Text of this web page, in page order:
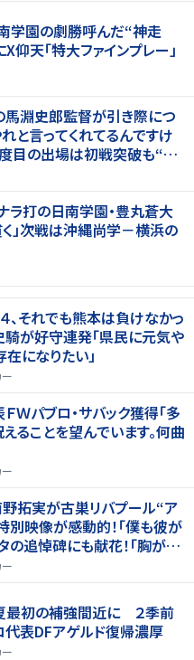
学園の劇勝呼んだ“神走
天「特大ファインプレー」
淵史郎監督が引き際につ
と言ってくれてるんですけ
目の出場は初戦突破も“馬
ラ打の日南学園・豊丸蒼大
」次戦は沖縄尚学－横浜の
、それでも熊本は負けなかっ
が好守連発「県民に元気や
になりたい」
Ｗパブロ・サバック獲得「多
ることを望んでいます。何曲
野拓実が古巣リバプール“ア
別映像が感動的！｢僕も彼が
の追悼碑にも献花！｢胸が熱
最初の補強間近に ２季前
代表DFアゲルド復帰濃厚